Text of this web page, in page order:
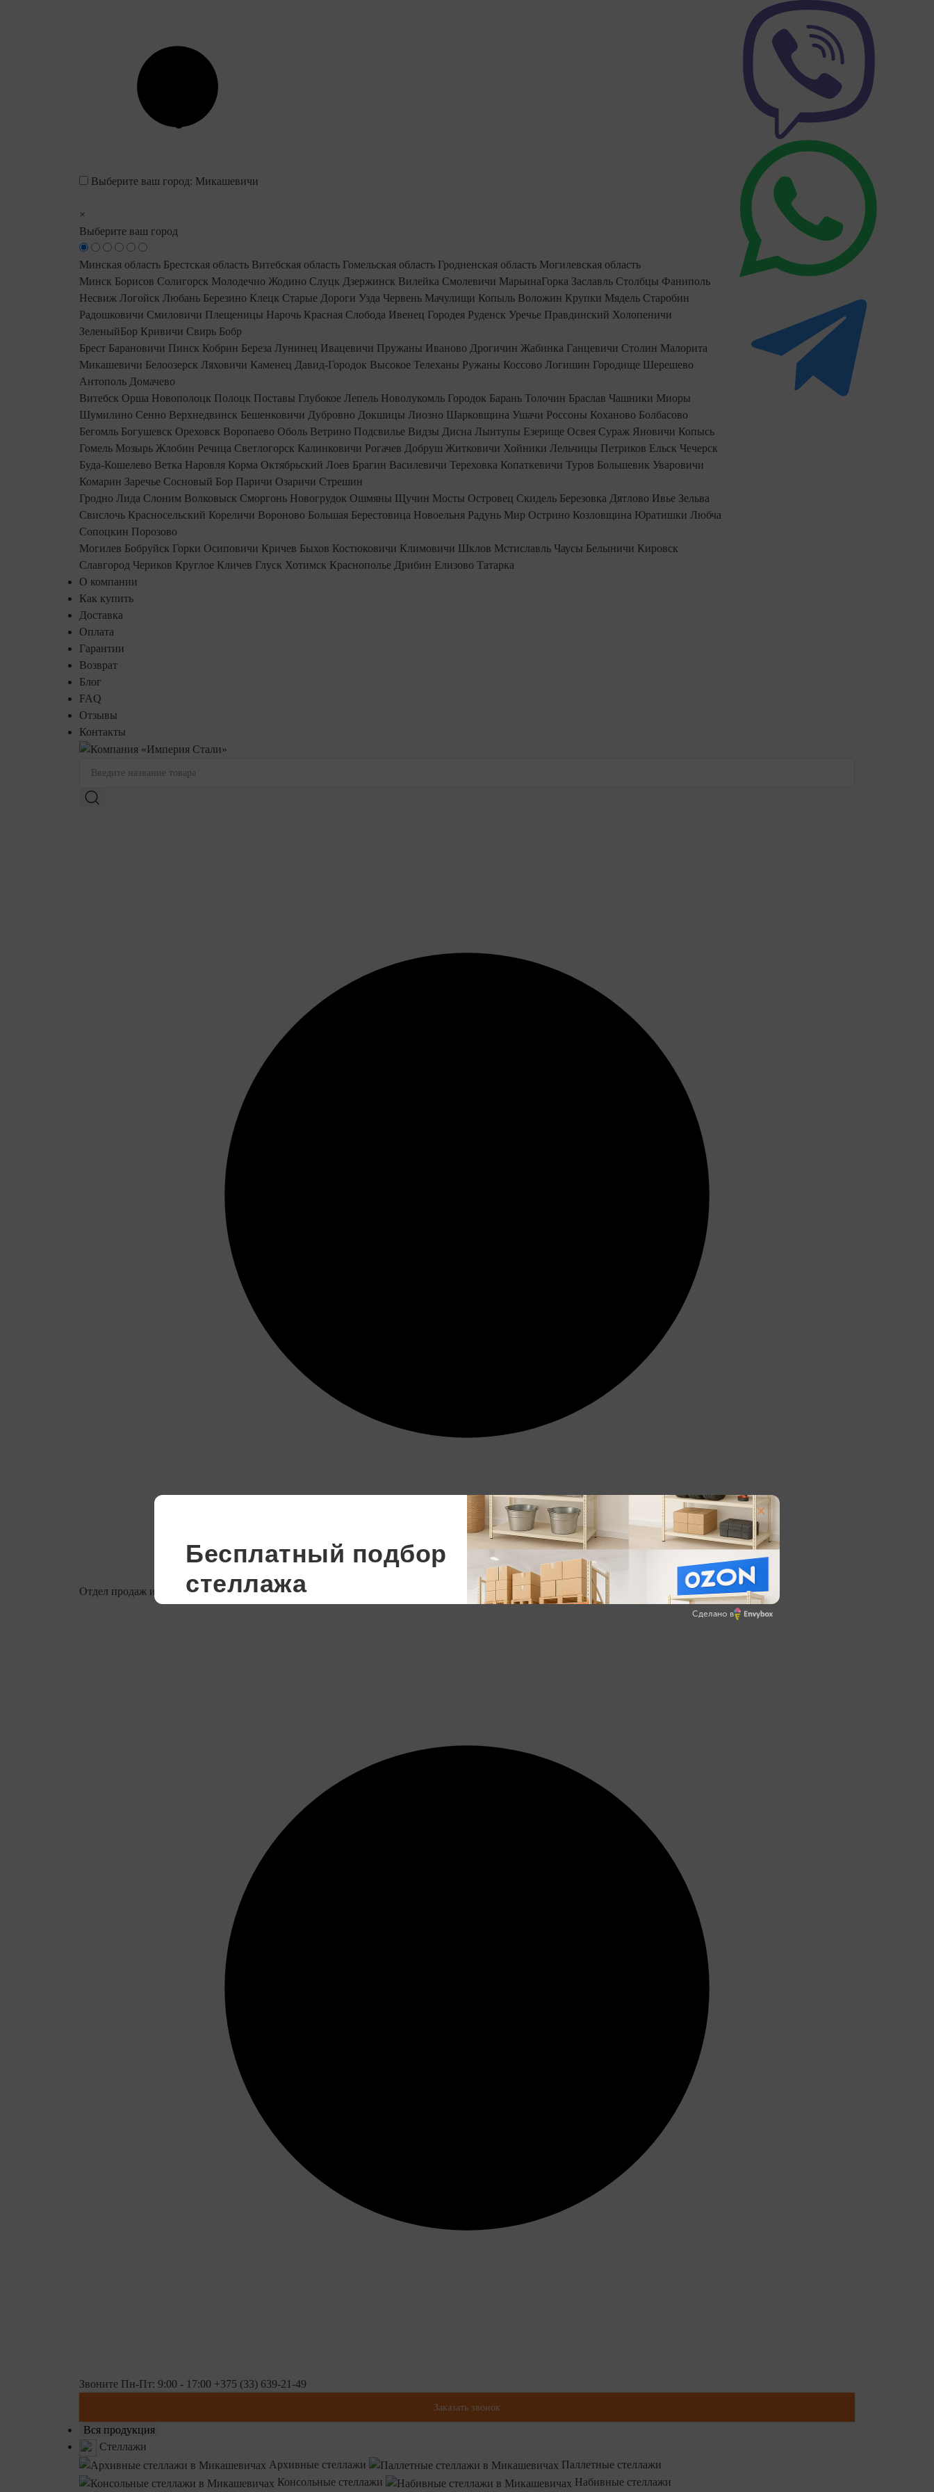
Выберите ваш город: Микашевичи
×
Выберите ваш город
Минская область Брестская область Витебская область Гомельская область Гродненская область Могилевская область
Минск Борисов Солигорск Молодечно Жодино Слуцк Дзержинск Вилейка Смолевичи МарьинаГорка Заславль Столбцы Фаниполь
Несвиж Логойск Любань Березино Клецк Старые Дороги Узда Червень Мачулищи Копыль Воложин Крупки Мядель Старобин
Радошковичи Смиловичи Плещеницы Нарочь Красная Слобода Ивенец Городея Руденск Уречье Правдинский Холопеничи
ЗеленыйБор Кривичи Свирь Бобр
Брест Барановичи Пинск Кобрин Береза Лунинец Ивацевичи Пружаны Иваново Дрогичин Жабинка Ганцевичи Столин Малорита
Микашевичи Белоозерск Ляховичи Каменец Давид-Городок Высокое Телеханы Ружаны Коссово Логишин Городище Шерешево
Антополь Домачево
Витебск Орша Новополоцк Полоцк Поставы Глубокое Лепель Новолукомль Городок Барань Толочин Браслав Чашники Миоры
Шумилино Сенно Верхнедвинск Бешенковичи Дубровно Докшицы Лиозно Шарковщина Ушачи Россоны Коханово Болбасово
Бегомль Богушевск Ореховск Воропаево Оболь Ветрино Подсвилье Видзы Дисна Лынтупы Езерище Освея Сураж Яновичи Копысь
Гомель Мозырь Жлобин Речица Светлогорск Калинковичи Рогачев Добруш Житковичи Хойники Лельчицы Петриков Ельск Чечерск
Буда-Кошелево Ветка Наровля Корма Октябрьский Лоев Брагин Василевичи Тереховка Копаткевичи Туров Большевик Уваровичи
Комарин Заречье Сосновый Бор Паричи Озаричи Стрешин
Гродно Лида Слоним Волковыск Сморгонь Новогрудок Ошмяны Щучин Мосты Островец Скидель Березовка Дятлово Ивье Зельва
Свислочь Красносельский Кореличи Вороново Большая Берестовица Новоельня Радунь Мир Острино Козловщина Юратишки Любча
Сопоцкин Порозово
Могилев Бобруйск Горки Осиповичи Кричев Быхов Костюковичи Климовичи Шклов Мстиславль Чаусы Белыничи Кировск
Славгород Чериков Круглое Кличев Глуск Хотимск Краснополье Дрибин Елизово Татарка
О компании
Как купить
Доставка
Оплата
Гарантии
Возврат
Блог
FAQ
Отзывы
Контакты
Отдел продаж и тендеров info@imstal.by
Звоните Пн-Пт: 9:00 - 17:00 +375 (33) 639-21-49
Заказать звонок
Вся продукция
Стеллажи
Архивные стеллажи
Паллетные стеллажи
Консольные стеллажи
Набивные стеллажи
Сделано в